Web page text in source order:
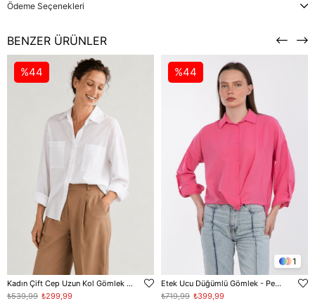
Ödeme Seçenekleri
BENZER ÜRÜNLER
Kadın Çift Cep Uzun Kol Gömlek - Beyaz
₺299,99
₺539,99
%44
1
Etek Ucu Düğümlü Gömlek - Pembe
₺399,99
₺719,99
%44